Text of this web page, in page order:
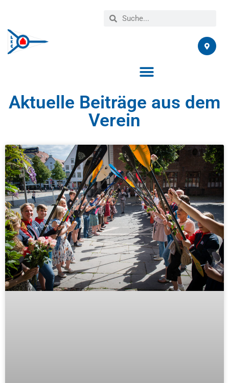
Aktuelle Beiträge aus dem
Verein